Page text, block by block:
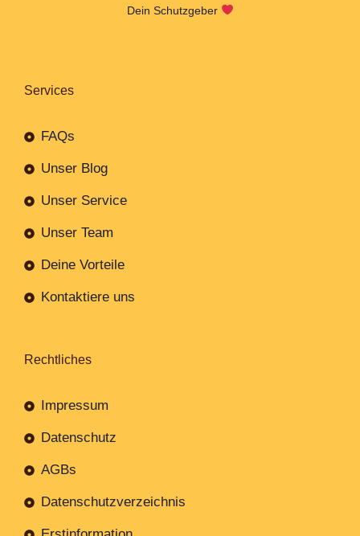
Dein Schutzgeber
Services
FAQs
Unser Blog
Unser Service
Unser Team
Deine Vorteile
Kontaktiere uns
Rechtliches
Impressum
Datenschutz
AGBs
Datenschutzverzeichnis